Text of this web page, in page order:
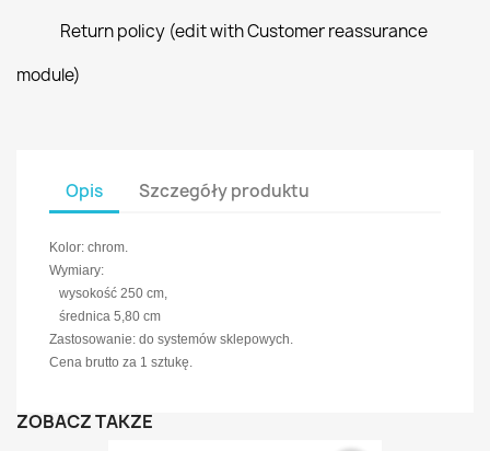
Return policy (edit with Customer reassurance
module)
Opis Szczegóły produktu
Kolor: chrom.
Wymiary:
wysokość 250 cm,
średnica 5,80 cm
Zastosowanie: do systemów sklepowych.
Cena brutto za 1 sztukę.
ZOBACZ TAKŻE